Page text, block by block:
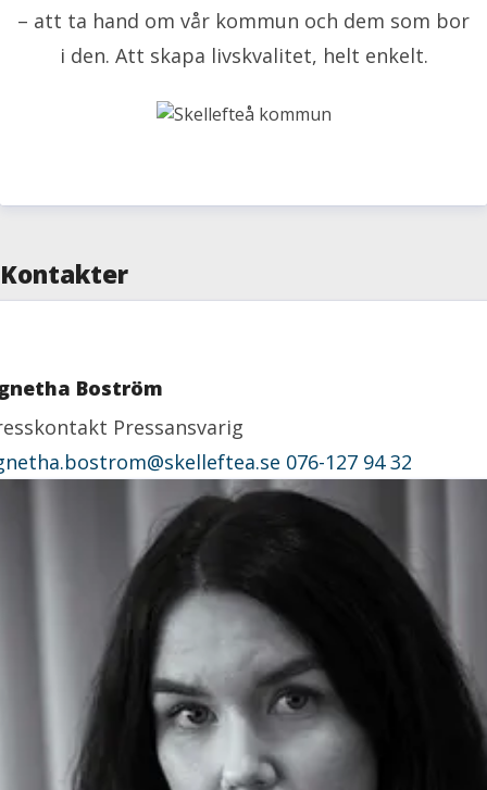
– att ta hand om vår kommun och dem som bor
i den. Att skapa livskvalitet, helt enkelt.
Kontakter
Boström
Pressansvarig
076-127 94 32